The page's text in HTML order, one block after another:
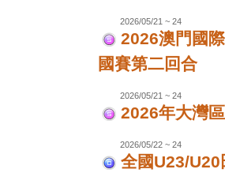
2026/05/21 ~ 24
2026澳門國
國賽第二回合
2026/05/21 ~ 24
2026年大灣
2026/05/22 ~ 24
全國U23/